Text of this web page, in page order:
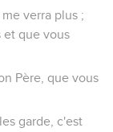
verra plus ;
et que vous
Père, que vous
garde, c'est